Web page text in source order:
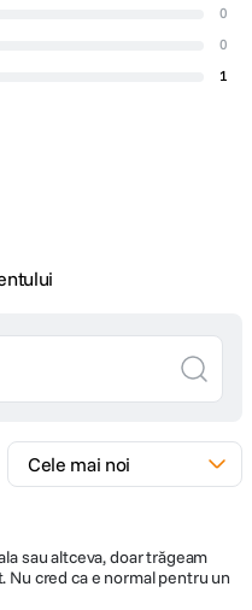
0
0
1
sau altceva, doar trăgeam
Nu cred ca e normal pentru un